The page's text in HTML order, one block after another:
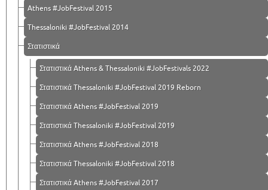
Athens #JobFestival 2015
Thessaloniki #JobFestival 2014
Στατιστικά
Στατιστικά Athens & Thessaloniki #JobFestivals 2022
Στατιστικά Thessaloniki #JobFestival 2019 Reborn
Στατιστικά Athens #JobFestival 2019
Στατιστικά Thessaloniki #JobFestival 2019
Στατιστικά Athens #JobFestival 2018
Στατιστικά Thessaloniki #JobFestival 2018
Στατιστικά Athens #JobFestival 2017